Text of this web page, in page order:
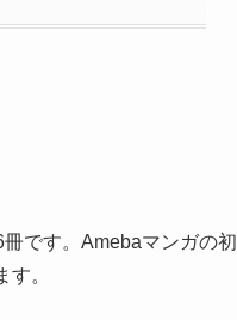
です。Amebaマンガの初
。